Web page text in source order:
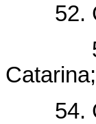
52.
53.
Catarina;
54.